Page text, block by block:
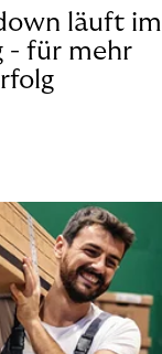
läuft im
- für mehr